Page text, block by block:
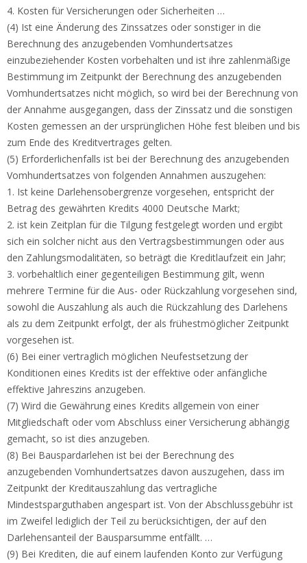
4. Kosten für Versicherungen oder Sicherheiten …
(4) Ist eine Änderung des Zinssatzes oder sonstiger in die
Berechnung des anzugebenden Vomhundertsatzes
einzubeziehender Kosten vorbehalten und ist ihre zahlenmäßige
Bestimmung im Zeitpunkt der Berechnung des anzugebenden
Vomhundertsatzes nicht möglich, so wird bei der Berechnung von
der Annahme ausgegangen, dass der Zinssatz und die sonstigen
Kosten gemessen an der ursprünglichen Höhe fest bleiben und bis
zum Ende des Kreditvertrages gelten.
(5) Erforderlichenfalls ist bei der Berechnung des anzugebenden
Vomhundertsatzes von folgenden Annahmen auszugehen:
1. Ist keine Darlehensobergrenze vorgesehen, entspricht der
Betrag des gewährten Kredits 4000 Deutsche Markt;
2. ist kein Zeitplan für die Tilgung festgelegt worden und ergibt
sich ein solcher nicht aus den Vertragsbestimmungen oder aus
den Zahlungsmodalitäten, so beträgt die Kreditlaufzeit ein Jahr;
3. vorbehaltlich einer gegenteiligen Bestimmung gilt, wenn
mehrere Termine für die Aus- oder Rückzahlung vorgesehen sind,
sowohl die Auszahlung als auch die Rückzahlung des Darlehens
als zu dem Zeitpunkt erfolgt, der als frühestmöglicher Zeitpunkt
vorgesehen ist.
(6) Bei einer vertraglich möglichen Neufestsetzung der
Konditionen eines Kredits ist der effektive oder anfängliche
effektive Jahreszins anzugeben.
(7) Wird die Gewährung eines Kredits allgemein von einer
Mitgliedschaft oder vom Abschluss einer Versicherung abhängig
gemacht, so ist dies anzugeben.
(8) Bei Bauspardarlehen ist bei der Berechnung des
anzugebenden Vomhundertsatzes davon auszugehen, dass im
Zeitpunkt der Kreditauszahlung das vertragliche
Mindestsparguthaben angespart ist. Von der Abschlussgebühr ist
im Zweifel lediglich der Teil zu berücksichtigen, der auf den
Darlehensanteil der Bausparsumme entfällt. …
(9) Bei Krediten, die auf einem laufenden Konto zur Verfügung